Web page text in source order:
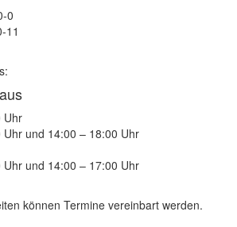
0
11
Uhr
und 14:00 – 18:00 Uhr
und 14:00 – 17:00 Uhr
können Termine vereinbart werden.